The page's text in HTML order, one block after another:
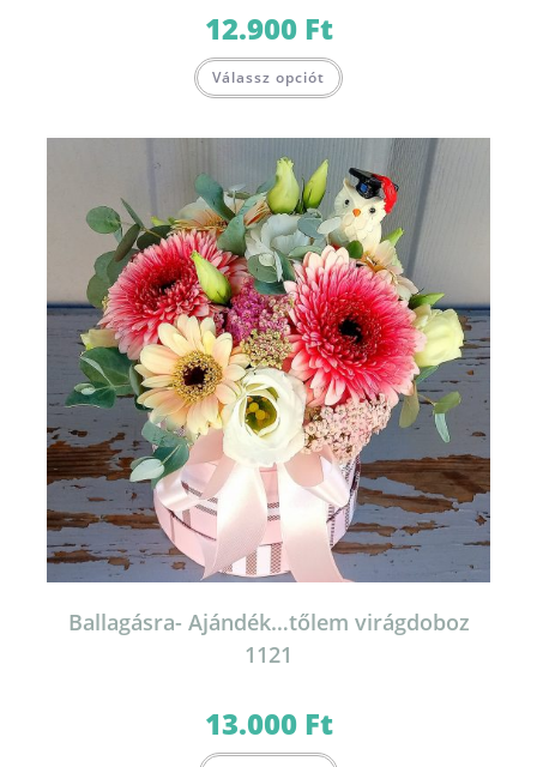
12.900 Ft
Válassz opciót
Ballagásra- Ajándék…tőlem virágdoboz
1121
13.000 Ft